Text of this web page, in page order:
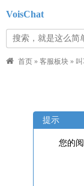
VoisChat
首页 » 客服板块 »
提示
您的